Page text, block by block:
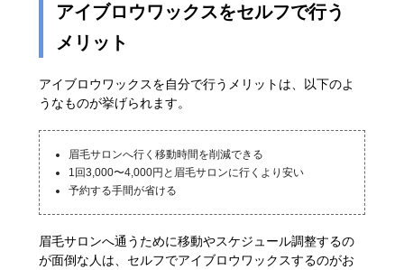
アイブロウワックスをセルフで行う
メリット
アイブロウワックスを自分で行うメリットは、以下のよ
うなものが挙げられます。
眉毛サロンへ行く移動時間を削減できる
1回3,000〜4,000円と眉毛サロンに行くより安い
予約する手間が省ける
眉毛サロンへ通うために移動やスケジュール調整するの
が面倒な人は、セルフでアイブロウワックスするのがお